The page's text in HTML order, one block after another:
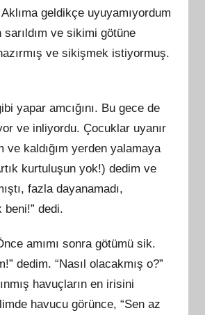
geldikçe uyuyamıyordum
ve sikimi götüne
ve sikişmek istiyormuş.
yapar amcığını. Bu gece de
ve inliyordu. Çocuklar uyanır
kaldığım yerden yalamaya
kurtuluşun yok!) dedim ve
fazla dayanamadı,
beni!” dedi.
amımı sonra götümü sik.
dedim. “Nasıl olacakmış o?”
havuçların en irisini
havucu görünce, “Sen az